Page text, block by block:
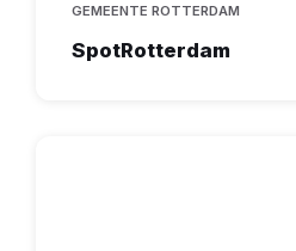
GEMEENTE ROTTERDAM
SpotRotterdam